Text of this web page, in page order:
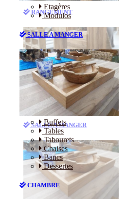
Etagères
Modulos
SALLE A MANGER
Buffets
Tables
Tabourets
Chaises
Bancs
Dessertes
CHAMBRE
RANGEMENT
Etagères
Modulos
SALLE A MANGER